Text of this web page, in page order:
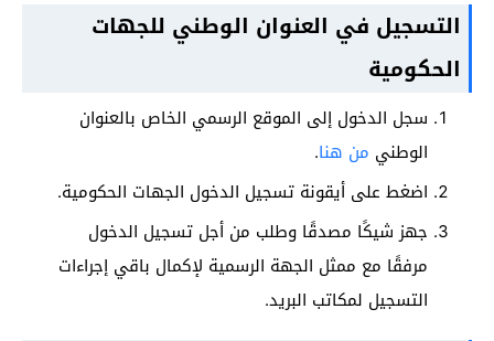
التسجيل في العنوان الوطني للجهات
الحكومية
سجل الدخول إلى الموقع الرسمي الخاص بالعنوان
الوطني من هنا.
اضغط على أيقونة تسجيل الدخول الجهات الحكومية.
جهز شيكًا مصدقًا وطلب من أجل تسجيل الدخول
مرفقًا مع ممثل الجهة الرسمية لإكمال باقي إجراءات
التسجيل لمكاتب البريد.